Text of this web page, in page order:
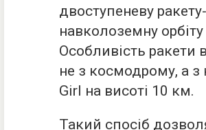
двоступеневу
навколоземну
Особливість ракети
не з космодрому, а з
Girl на висоті 10 км.
Такий спосіб